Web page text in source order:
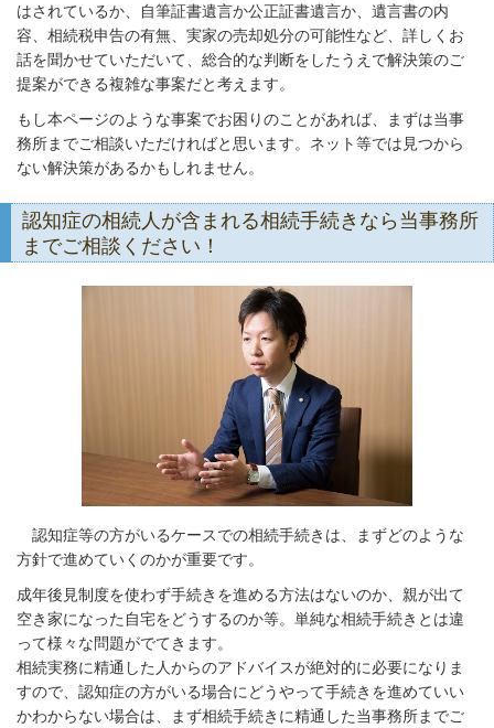
はされているか、自筆証書遺言か公正証書遺言か、遺言書の内
容、相続税申告の有無、実家の売却処分の可能性など、詳しくお
話を聞かせていただいて、総合的な判断をしたうえで解決策のご
提案ができる複雑な事案だと考えます。
もし本ページのような事案でお困りのことがあれば、まずは当事
務所までご相談いただければと思います。ネット等では見つから
ない解決策があるかもしれません。
認知症の相続人が含まれる相続手続きなら当事務所
までご相談ください！
認知症等の方がいるケースでの相続手続きは、まずどのような
方針で進めていくのかが重要です。
成年後見制度を使わず手続きを進める方法はないのか、親が出て
空き家になった自宅をどうするのか等。単純な相続手続きとは違
って様々な問題がでてきます。
相続実務に精通した人からのアドバイスが絶対的に必要になりま
すので、認知症の方がいる場合にどうやって手続きを進めていい
かわからない場合は、まず相続手続きに精通した当事務所までご